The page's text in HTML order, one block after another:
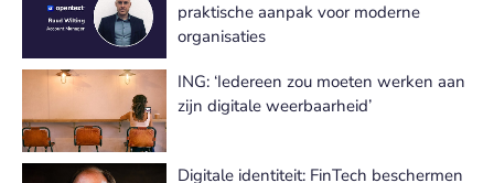
praktische aanpak voor moderne
organisaties
ING: ‘Iedereen zou moeten werken aan
zijn digitale weerbaarheid’
Digitale identiteit: FinTech beschermen